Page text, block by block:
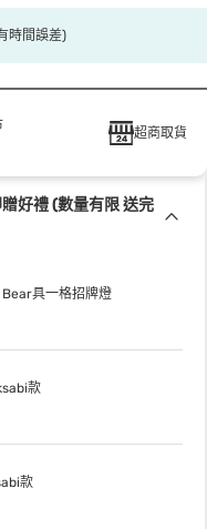
時間誤差)
超商取貨
好禮 (數量有限 送完
具一格招牌燈
款
款